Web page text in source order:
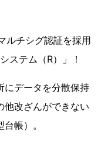
ルチシグ認証を採用
ステム（R）」！
データを分散保持
他改ざんができない
帳）。